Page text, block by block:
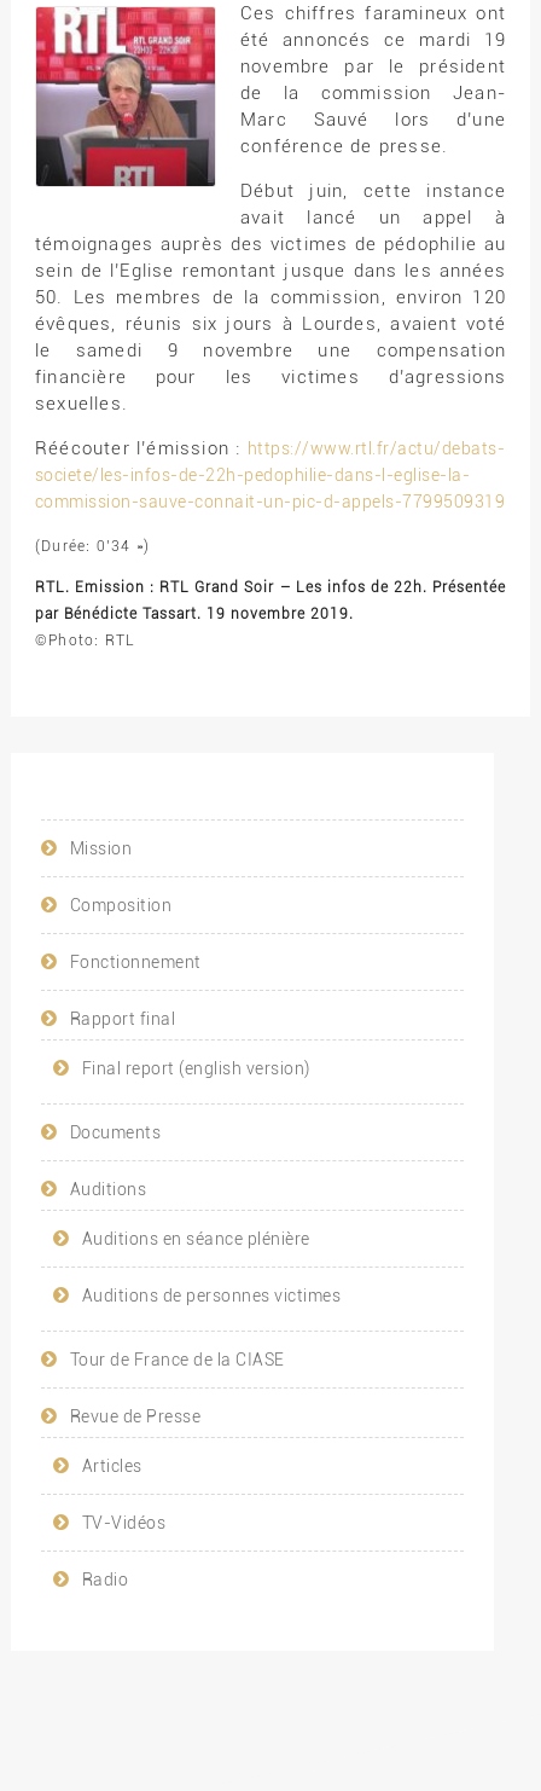
Ces chiffres faramineux ont
été annoncés ce mardi 19
novembre par le président
de la commission Jean-
Marc Sauvé lors d’une
conférence de presse.
Début juin, cette instance
avait lancé un appel à
témoignages auprès des victimes de pédophilie au
sein de l’Eglise remontant jusque dans les années
50. Les membres de la commission, environ 120
évêques, réunis six jours à Lourdes, avaient voté
le samedi 9 novembre une compensation
financière pour les victimes d’agressions
sexuelles.
Réécouter l’émission : https://www.rtl.fr/actu/debats-
societe/les-infos-de-22h-pedophilie-dans-l-eglise-la-
commission-sauve-connait-un-pic-d-appels-7799509319
(Durée: 0’34 »)
RTL. Emission : RTL Grand Soir – Les infos de 22h. Présentée
par Bénédicte Tassart. 19 novembre 2019.
©Photo: RTL
Mission
Composition
Fonctionnement
Rapport final
Final report (english version)
Documents
Auditions
Auditions en séance plénière
Auditions de personnes victimes
Tour de France de la CIASE
Revue de Presse
Articles
TV-Vidéos
Radio